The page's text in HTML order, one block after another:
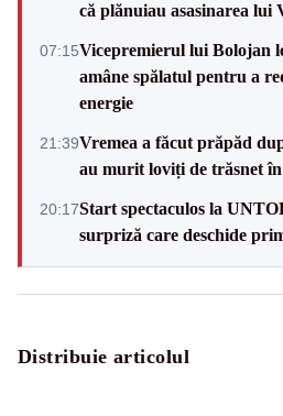
că plănuiau asasinarea lui
07:15Vicepremierul lui Bolojan
amâne spălatul pentru a
energie
21:39Vremea a făcut prăpăd
au murit loviți de trăsnet
20:17Start spectaculos la
surpriză care deschide
Distribuie articolul